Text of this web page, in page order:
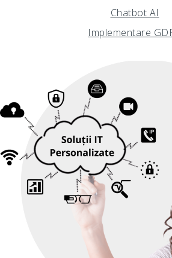
Chatbot AI
Implementare